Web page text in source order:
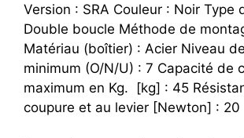
Version : SRA Couleur : Noir Type
Double boucle Méthode de
Matériau (boîtier) : Acier Niveau
minimum (O/N/U) : 7 Capacité de
maximum en Kg. [kg] : 45
coupure et au levier [Newton] : 20